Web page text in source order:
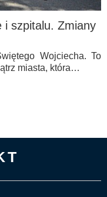
i szpitalu. Zmiany
Wojciecha. To
miasta, która…